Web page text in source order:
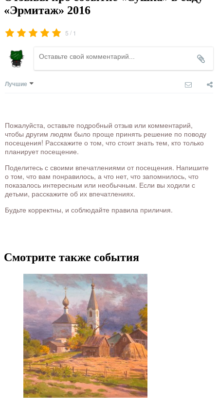
«Эрмитаж» 2016
5 / 1
Лучшие
Пожалуйста, оставьте подробный отзыв или комментарий,
чтобы другим людям было проще принять решение по поводу
посещения! Расскажите о том, что стоит знать тем, кто только
планирует посещение.
Поделитесь с своими впечатлениями от посещения. Напишите
о том, что вам понравилось, а что нет, что запомнилось, что
показалось интересным или необычным. Если вы ходили с
детьми, расскажите об их впечатлениях.
Будьте корректны, и соблюдайте правила приличия.
Смотрите также события